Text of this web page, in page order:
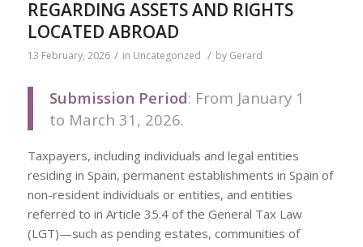
REGARDING ASSETS AND RIGHTS
LOCATED ABROAD
13 February, 2026 / in Uncategorized / by Gerard
Submission Period: From January 1
to March 31, 2026.
Taxpayers, including individuals and legal entities
residing in Spain, permanent establishments in Spain of
non-resident individuals or entities, and entities
referred to in Article 35.4 of the General Tax Law
(LGT)—such as pending estates, communities of